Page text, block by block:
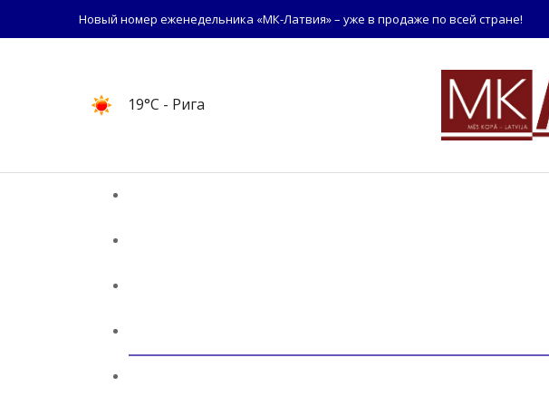
Новый номер еженедельника «МК-Латвия» – уже в продаже по всей стране!
19°C - Рига